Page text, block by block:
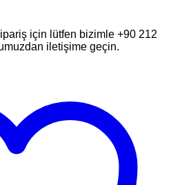
için lütfen bizimle +90 212
iletişime geçin.